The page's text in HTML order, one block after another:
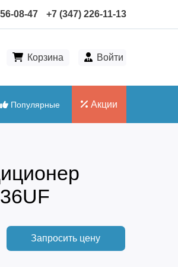
08-47 +7 (347) 226-11-13
Корзина Войти
Популярные Акции
Запросить цену